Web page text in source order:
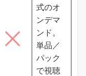
式のオ
ンデマ
ンド。
単品／
パック
で視聴